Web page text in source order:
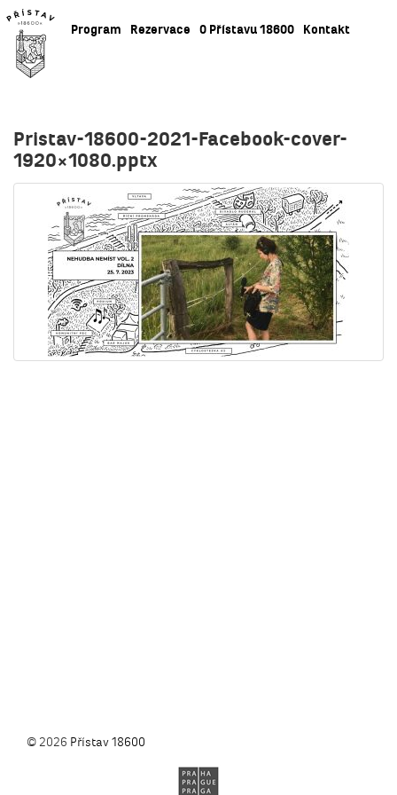
Program Rezervace O Přístavu 18600 Kontakt
Pristav-18600-2021-Facebook-cover-
1920×1080.pptx
© 2026 Přístav 18600